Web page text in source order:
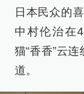
日本民众的
中村伦治在
猫“香香”云
道。